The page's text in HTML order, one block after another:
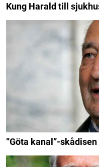
Kung Harald till
”Göta kanal”-